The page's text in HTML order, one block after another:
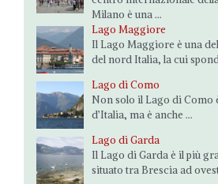
Milano è una ...
Lago Maggiore
Il Lago Maggiore è una
del nord Italia, la cui
Lago di Como
Non solo il Lago di Como
d’Italia, ma è anche ...
Lago di Garda
Il Lago di Garda è il più
situato tra Brescia ad